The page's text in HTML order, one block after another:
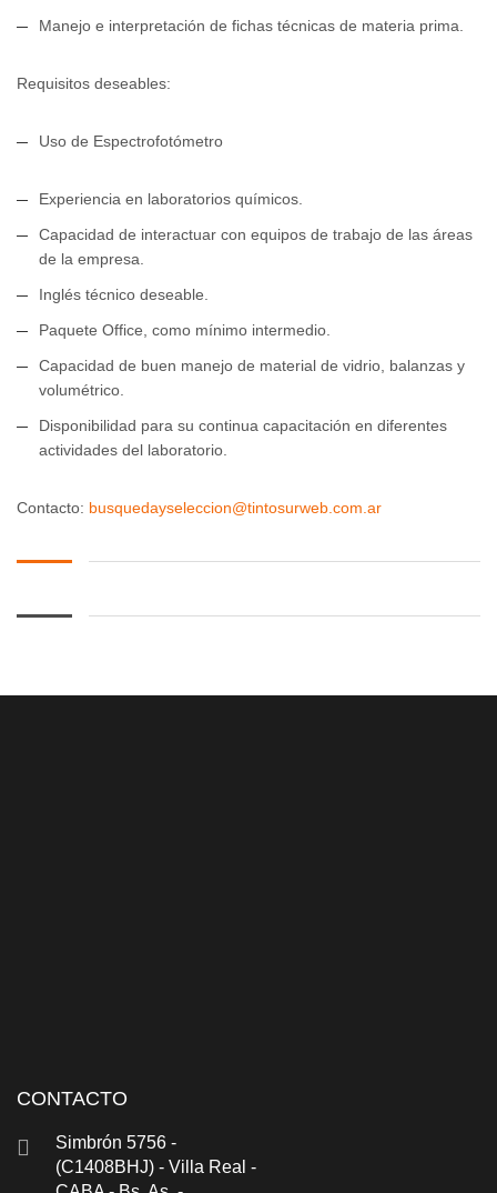
Manejo e interpretación de fichas técnicas de materia prima.
Requisitos deseables:
Uso de Espectrofotómetro
Experiencia en laboratorios químicos.
Capacidad de interactuar con equipos de trabajo de las áreas
de la empresa.
Inglés técnico deseable.
Paquete Office, como mínimo intermedio.
Capacidad de buen manejo de material de vidrio, balanzas y
volumétrico.
Disponibilidad para su continua capacitación en diferentes
actividades del laboratorio.
Contacto: busquedayseleccion@tintosurweb.com.ar
CONTACTO
Simbrón 5756 -
(C1408BHJ) - Villa Real -